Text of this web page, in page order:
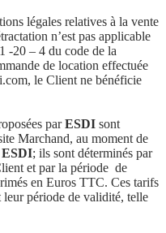
légales relatives à la vente
n’est pas applicable
-20 – 4 du code de la
de location effectuée
le Client ne bénéficie
parESDIsont
Marchand, au moment de
ESDI; ils sont déterminés par
et par la période de
en Euros TTC. Ces tarifs
leur période de validité, telle